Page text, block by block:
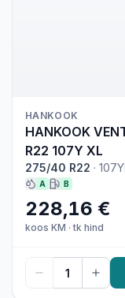
HANKOOK
HANKOOK
R22 107Y XL
275/40 R22 · 107Y
A B
228,16 €
koos KM ·tk hind